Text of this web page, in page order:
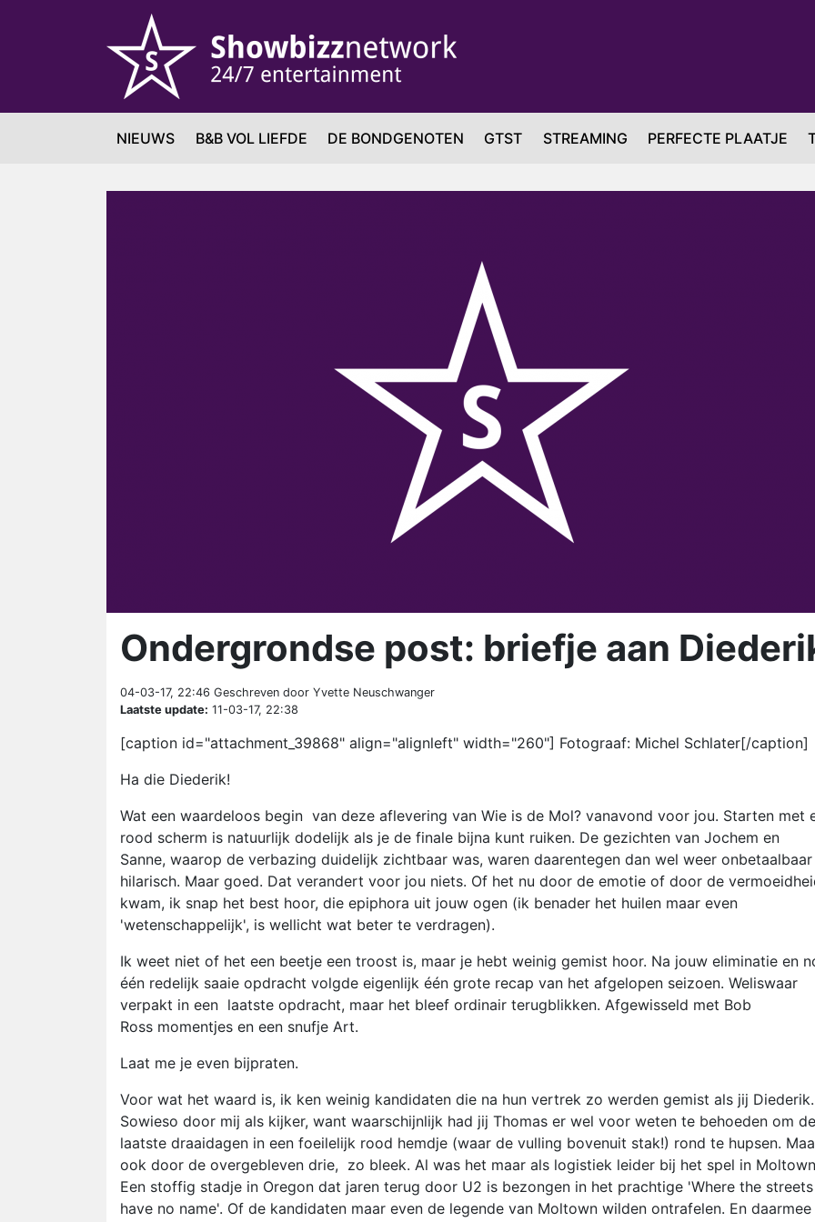
NIEUWS B&B VOL LIEFDE DE BONDGENOTEN GTST STREAMING PERFECTE PLAATJE
Ondergrondse post: briefje aan
04-03-17, 22:46 Geschreven door Yvette Neuschwanger
Laatste update: 11-03-17, 22:38
[caption id="attachment_39868" align="alignleft" width="260"] Fotograaf: Michel Schlater[/caption]
Ha die Diederik!
Wat een waardeloos begin van deze aflevering van Wie is de Mol? vanavond voor jou. Starten met
rood scherm is natuurlijk dodelijk als je de finale bijna kunt ruiken. De gezichten van Jochem en
Sanne, waarop de verbazing duidelijk zichtbaar was, waren daarentegen dan wel weer onbetaalbaar
hilarisch. Maar goed. Dat verandert voor jou niets. Of het nu door de emotie of door de
kwam, ik snap het best hoor, die epiphora uit jouw ogen (ik benader het huilen maar even
'wetenschappelijk', is wellicht wat beter te verdragen).
Ik weet niet of het een beetje een troost is, maar je hebt weinig gemist hoor. Na jouw eliminatie en
één redelijk saaie opdracht volgde eigenlijk één grote recap van het afgelopen seizoen. Weliswaar
verpakt in een laatste opdracht, maar het bleef ordinair terugblikken. Afgewisseld met Bob
Ross momentjes en een snufje Art.
Laat me je even bijpraten.
Voor wat het waard is, ik ken weinig kandidaten die na hun vertrek zo werden gemist als jij Diederik.
Sowieso door mij als kijker, want waarschijnlijk had jij Thomas er wel voor weten te behoeden om de
laatste draaidagen in een foeilelijk rood hemdje (waar de vulling bovenuit stak!) rond te hupsen.
ook door de overgebleven drie, zo bleek. Al was het maar als logistiek leider bij het spel in
Een stoffig stadje in Oregon dat jaren terug door U2 is bezongen in het prachtige 'Where the streets
have no name'. Of de kandidaten maar even de legende van Moltown wilden ontrafelen. En daarmee